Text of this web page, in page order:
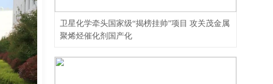
卫星化学牵头国家级“揭榜挂帅”项目 攻关茂金属
聚烯烃催化剂国产化